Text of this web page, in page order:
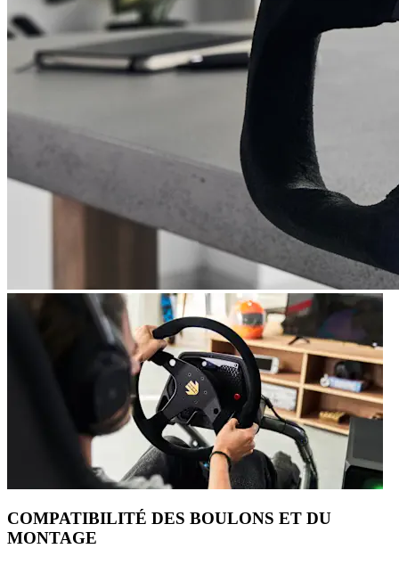
COMPATIBILITÉ DES BOULONS ET DU
MONTAGE